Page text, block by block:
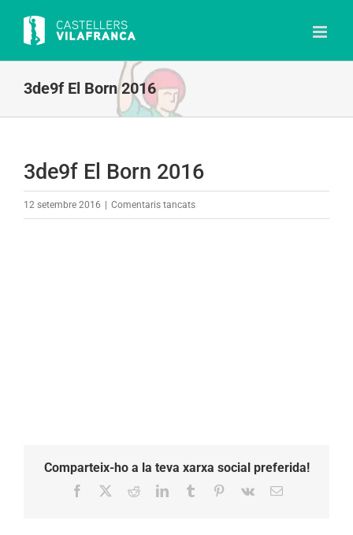
content
3de9f El Born 2016
3de9f El Born 2016
12 setembre 2016 Comentaris tancatsa
Comparteix-ho a la teva xarxa social preferida!
Facebook RedditLinkedInTumblr Pinterest
Vk Email: